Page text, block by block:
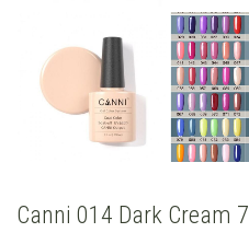
Canni 014 Dark Cream